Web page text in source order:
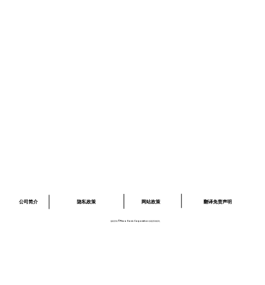
版权所有©Piezo Sonic Corporation 保留所有权利。
公司简介 隐私政策 网站政策 翻译免责声明